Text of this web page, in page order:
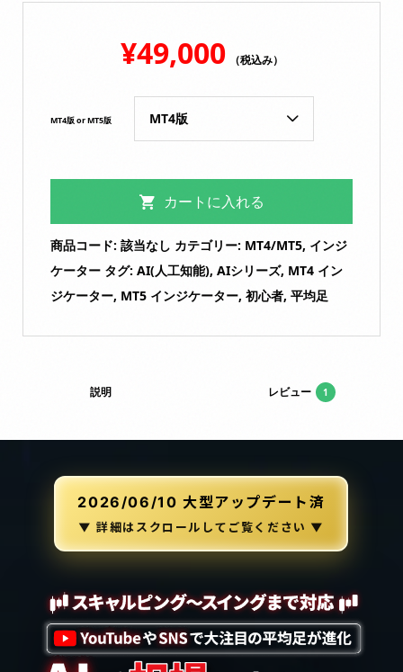
¥49,000 （税込み）
MT4版 or MT5版
カートに入れる
商品コード: 該当なし カテゴリー: MT4/MT5, インジ
ケーター タグ: AI(人工知能), AIシリーズ, MT4 イン
ジケーター, MT5 インジケーター, 初心者, 平均足
説明 レビュー 1
2026/06/10 大型アップデート済
▼ 詳細はスクロールしてご覧ください ▼